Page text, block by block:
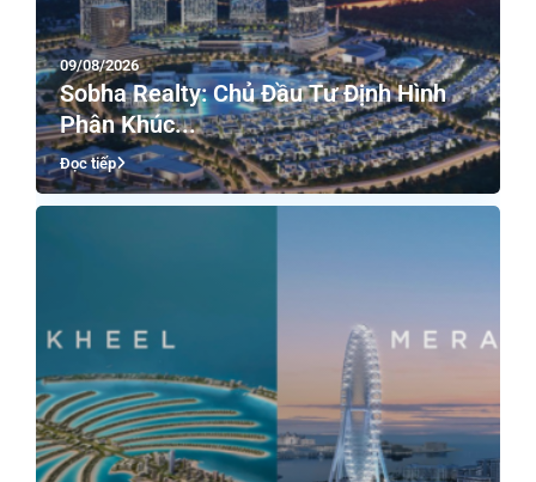
09/08/2026
Sobha Realty: Chủ Đầu Tư Định Hình
Phân Khúc...
Đọc tiếp